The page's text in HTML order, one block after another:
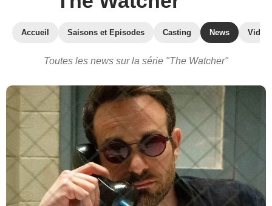
Accueil Saisons et Episodes Casting News
Toutes les news sur la série "The Watcher"